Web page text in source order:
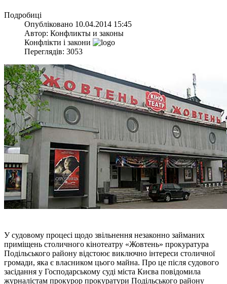
Подробиці
Опубліковано 10.04.2014 15:45
Автор: Конфликты и законы
Конфлікти і закони
Переглядів: 3053
У судовому процесі щодо звільнення незаконно займаних
приміщень столичного кінотеатру «Жовтень» прокуратура
Подільського району відстоює виключно інтереси столичної
громади, яка є власником цього майна. Про це після судового
засідання у Господарському суді міста Києва повідомила
журналістам прокурор прокуратури Подільського району